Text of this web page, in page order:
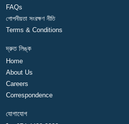
FAQs
গোপনীয়তা সংরক্ষণ নীতি
Terms & Conditions
দ্রুত লিঙ্ক
Home
About Us
Careers
Correspondence
যোগাযোগ